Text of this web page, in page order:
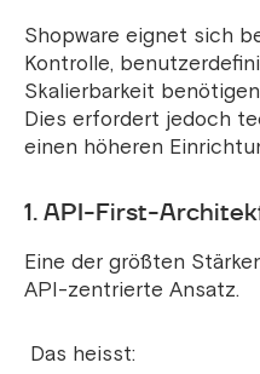
Shopware eignet sich
Kontrolle,
Skalierbarkeit
Dies erfordert jedoch
einen höheren
1. API-First-
Eine der größten
API-zentrierte Ansatz.
Das heisst: